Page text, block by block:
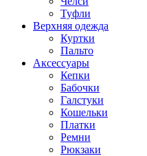
Туфли
Верхняя одежда
Куртки
Пальто
Аксессуары
Кепки
Бабочки
Галстуки
Кошельки
Платки
Ремни
Рюкзаки